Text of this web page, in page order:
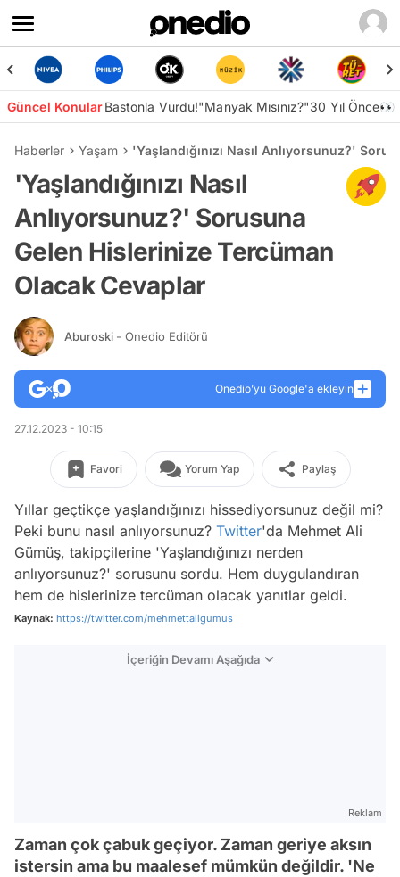
Güncel KonularBastonla Vurdu!"Manyak Mısınız?"30 Yıl Önce👀
Haberler Yaşam 'Yaşlandığınızı Nasıl Anlıyorsunuz?'
'Yaşlandığınızı Nasıl
Anlıyorsunuz?' Sorusuna
Gelen Hislerinize Tercüman
Olacak Cevaplar
Aburoski - Onedio Editörü
Onedio’yu Google'a ekleyin
27.12.2023 - 10:15
Favori Yorum Yap Paylaş
Yıllar geçtikçe yaşlandığınızı hissediyorsunuz değil mi?
Peki bunu nasıl anlıyorsunuz? Twitter'da Mehmet Ali
Gümüş, takipçilerine 'Yaşlandığınızı nerden
anlıyorsunuz?' sorusunu sordu. Hem duygulandıran
hem de hislerinize tercüman olacak yanıtlar geldi.
Kaynak: https://twitter.com/mehmettaligumus
İçeriğin Devamı Aşağıda
Reklam
Zaman çok çabuk geçiyor. Zaman geriye aksın
istersin ama bu maalesef mümkün değildir. 'Ne